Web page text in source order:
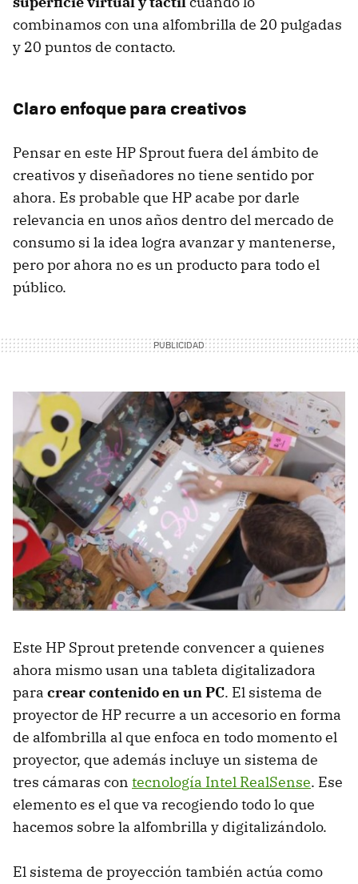
combinamos con una alfombrilla de 20 pulgadas
y 20 puntos de contacto.
Claro enfoque para creativos
Pensar en este HP Sprout fuera del ámbito de
creativos y diseñadores no tiene sentido por
ahora. Es probable que HP acabe por darle
relevancia en unos años dentro del mercado de
consumo si la idea logra avanzar y mantenerse,
pero por ahora no es un producto para todo el
público.
Este HP Sprout pretende convencer a quienes
ahora mismo usan una tableta digitalizadora
para crear contenido en un PC. El sistema de
proyector de HP recurre a un accesorio en forma
de alfombrilla al que enfoca en todo momento el
proyector, que además incluye un sistema de
tres cámaras con tecnología Intel RealSense. Ese
elemento es el que va recogiendo todo lo que
hacemos sobre la alfombrilla y digitalizándolo.
El sistema de proyección también actúa como